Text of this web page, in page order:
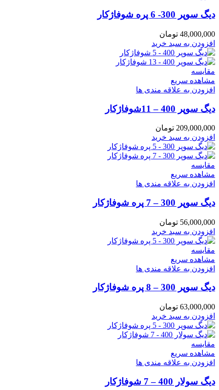
دیگ سوپر 300- 6 پره شوفاژکار
48,000,000 تومان
افزودن به سبد خرید
مقایسه
مشاهده سریع
افزودن به علاقه مندی ها
دیگ سوپر 400 – 11شوفاژکار
209,000,000 تومان
افزودن به سبد خرید
مقایسه
مشاهده سریع
افزودن به علاقه مندی ها
دیگ سوپر 300 – 7 پره شوفاژکار
56,000,000 تومان
افزودن به سبد خرید
مقایسه
مشاهده سریع
افزودن به علاقه مندی ها
دیگ سوپر 300 – 8 پره شوفاژکار
63,000,000 تومان
افزودن به سبد خرید
مقایسه
مشاهده سریع
افزودن به علاقه مندی ها
دیگ سولار 400 – 7 شوفاژکار